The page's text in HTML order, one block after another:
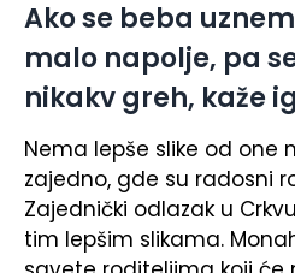
Ako se beba
malo napolje, pa
nikakv greh, kaže
Nema lepše slike od one
zajedno, gde su radosni
Zajednički odlazak u
tim lepšim slikama.